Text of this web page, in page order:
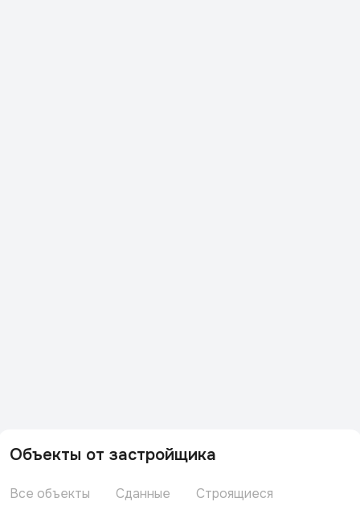
Объекты от застройщика
Все объекты Сданные Строящиеся